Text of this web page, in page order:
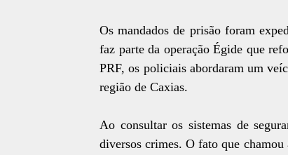
Os mandados de prisão foram
faz parte da operação Égide que
PRF, os policiais abordaram um
região de Caxias.
Ao consultar os sistemas de
diversos crimes. O fato que